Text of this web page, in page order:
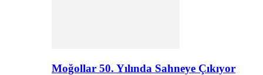
Moğollar 50. Yılında Sahneye Çıkıyor